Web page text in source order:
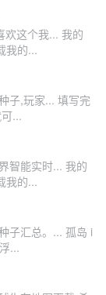
欢这个我... 我的
我的...
子,玩家... 填写完
...
智能实时... 我的
我的...
子汇总。... 孤岛 i
...